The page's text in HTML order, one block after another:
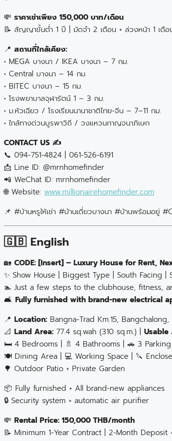
💸 ราคาเช่าเพียง 150,000 บาท/เดือน
📝 สัญญาขั้นต่ำ 1 ปี | มัดจำ 2 เดือน + ล่วงหน้า 1 เดือ
📍 สถานที่ใกล้เคียง:
• MEGA บางนา / IKEA บางนา – 7 กม.
• Central บางนา – 14 กม.
• BITEC บางนา – 15 กม.
• โรงพยาบาลจุฬารัตน์ 1 – 3 กม.
• ม.หัวเฉียว / โรงเรียนนานาชาติไทย-จีน – 7–11 กม.
• ใกล้ทางด่วนบูรพาวิถี / วงแหวนกาญจนาภิเษก
CONTACT US ✍️
📞 094-751-4824 | 061-526-6191
📩 Line ID: @mrnhomefinder
📲 WeChat ID: mrnhomefinder
🌐 Website: www.millionairehomefinder.com
📌 #บ้านหรูให้เช่า #บ้านเดี่ยวบางนา #บ้านพร้อมอยู่
🇬🇧 English
🏡 CODE: [Insert] – Luxury House for Rent,
✨ Show House | Biggest Type | South Facing
🏊 Just a few steps to the clubhouse, fitness,
🛋️ Fully furnished with brand-new electrical
📍 Location: Bangna-Trad Km.15,
📐 Land Area: 77.4 sq.wah (310 sq.m.) | Usable
🛏️ 4 Bedrooms | 🚿 4 Bathrooms | 🚗 3 Parking
🍽️ Dining Area | 💻 Working Space | 🔪
🌳 Outdoor Patio + Private Garden
📦 Fully furnished + All brand-new appliances
🔒 Security system + automatic air purifier
💸 Rental Price: 150,000 THB/month
📝 Minimum 1-Year Contract | 2-Month Deposit